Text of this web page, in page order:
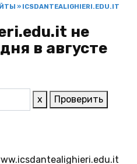
» ICSDANTEALIGHIERI.EDU.IT
не
в августе
x Проверить